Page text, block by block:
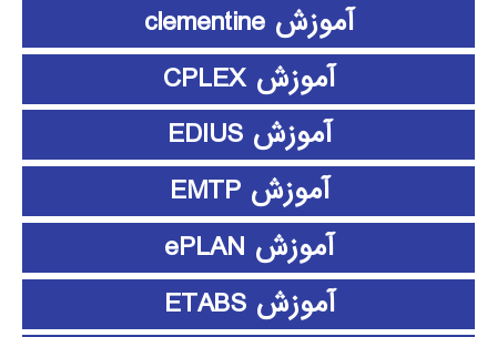
آموزش clementine
آموزش CPLEX
آموزش EDIUS
آموزش EMTP
آموزش ePLAN
آموزش ETABS